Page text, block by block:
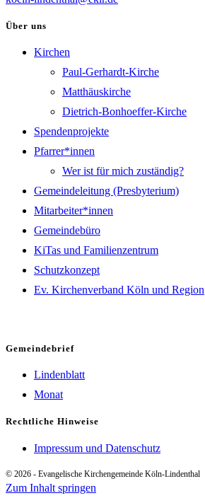
Über uns
Kirchen
Paul-Gerhardt-Kirche
Matthäuskirche
Dietrich-Bonhoeffer-Kirche
Spendenprojekte
Pfarrer*innen
Wer ist für mich zuständig?
Gemeindeleitung (Presbyterium)
Mitarbeiter*innen
Gemeindebüro
KiTas und Familienzentrum
Schutzkonzept
Ev. Kirchenverband Köln und Region
Gemeindebrief
Lindenblatt
Monat
Rechtliche Hinweise
Impressum und Datenschutz
© 2026 - Evangelische Kirchengemeinde Köln-Lindenthal
Zum Inhalt springen